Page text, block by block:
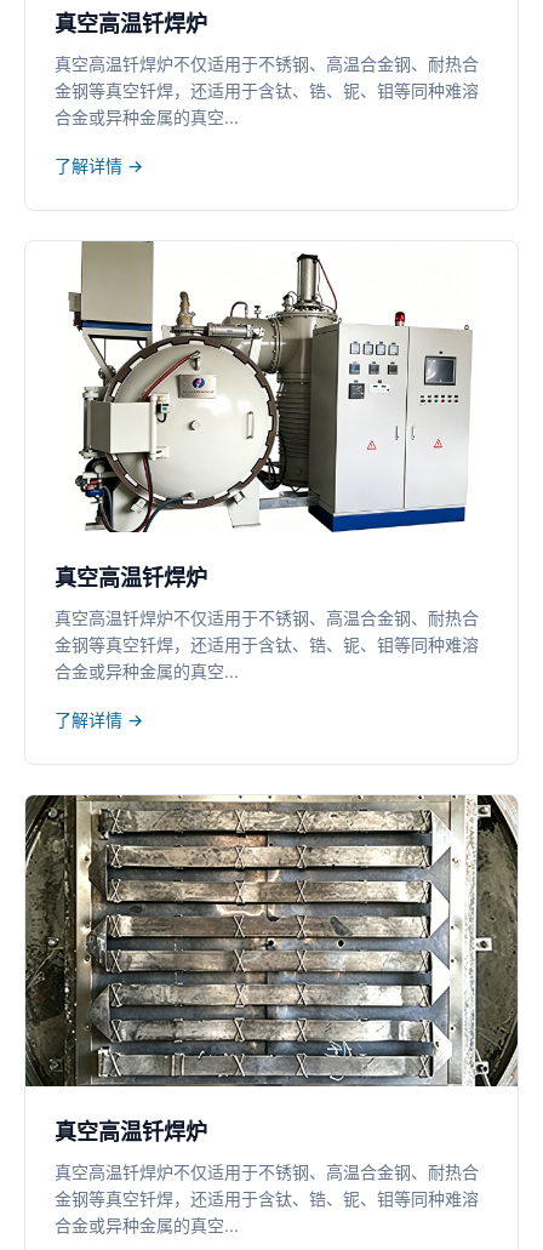
真空高温钎焊炉
真空高温钎焊炉不仅适用于不锈钢、高温合金钢、耐热合
金钢等真空钎焊，还适用于含钛、锆、铌、钼等同种难溶
合金或异种金属的真空...
了解详情 →
真空高温钎焊炉
真空高温钎焊炉不仅适用于不锈钢、高温合金钢、耐热合
金钢等真空钎焊，还适用于含钛、锆、铌、钼等同种难溶
合金或异种金属的真空...
了解详情 →
真空高温钎焊炉
真空高温钎焊炉不仅适用于不锈钢、高温合金钢、耐热合
金钢等真空钎焊，还适用于含钛、锆、铌、钼等同种难溶
合金或异种金属的真空...